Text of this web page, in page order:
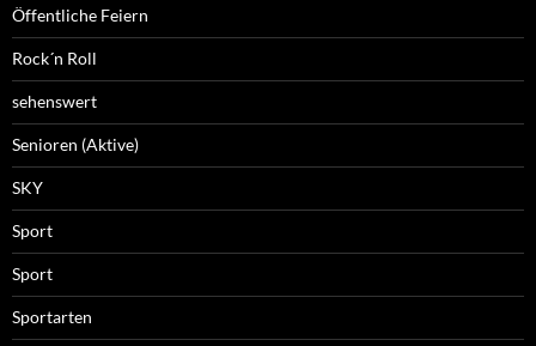
Öffentliche Feiern
Rock´n Roll
sehenswert
Senioren (Aktive)
SKY
Sport
Sport
Sportarten